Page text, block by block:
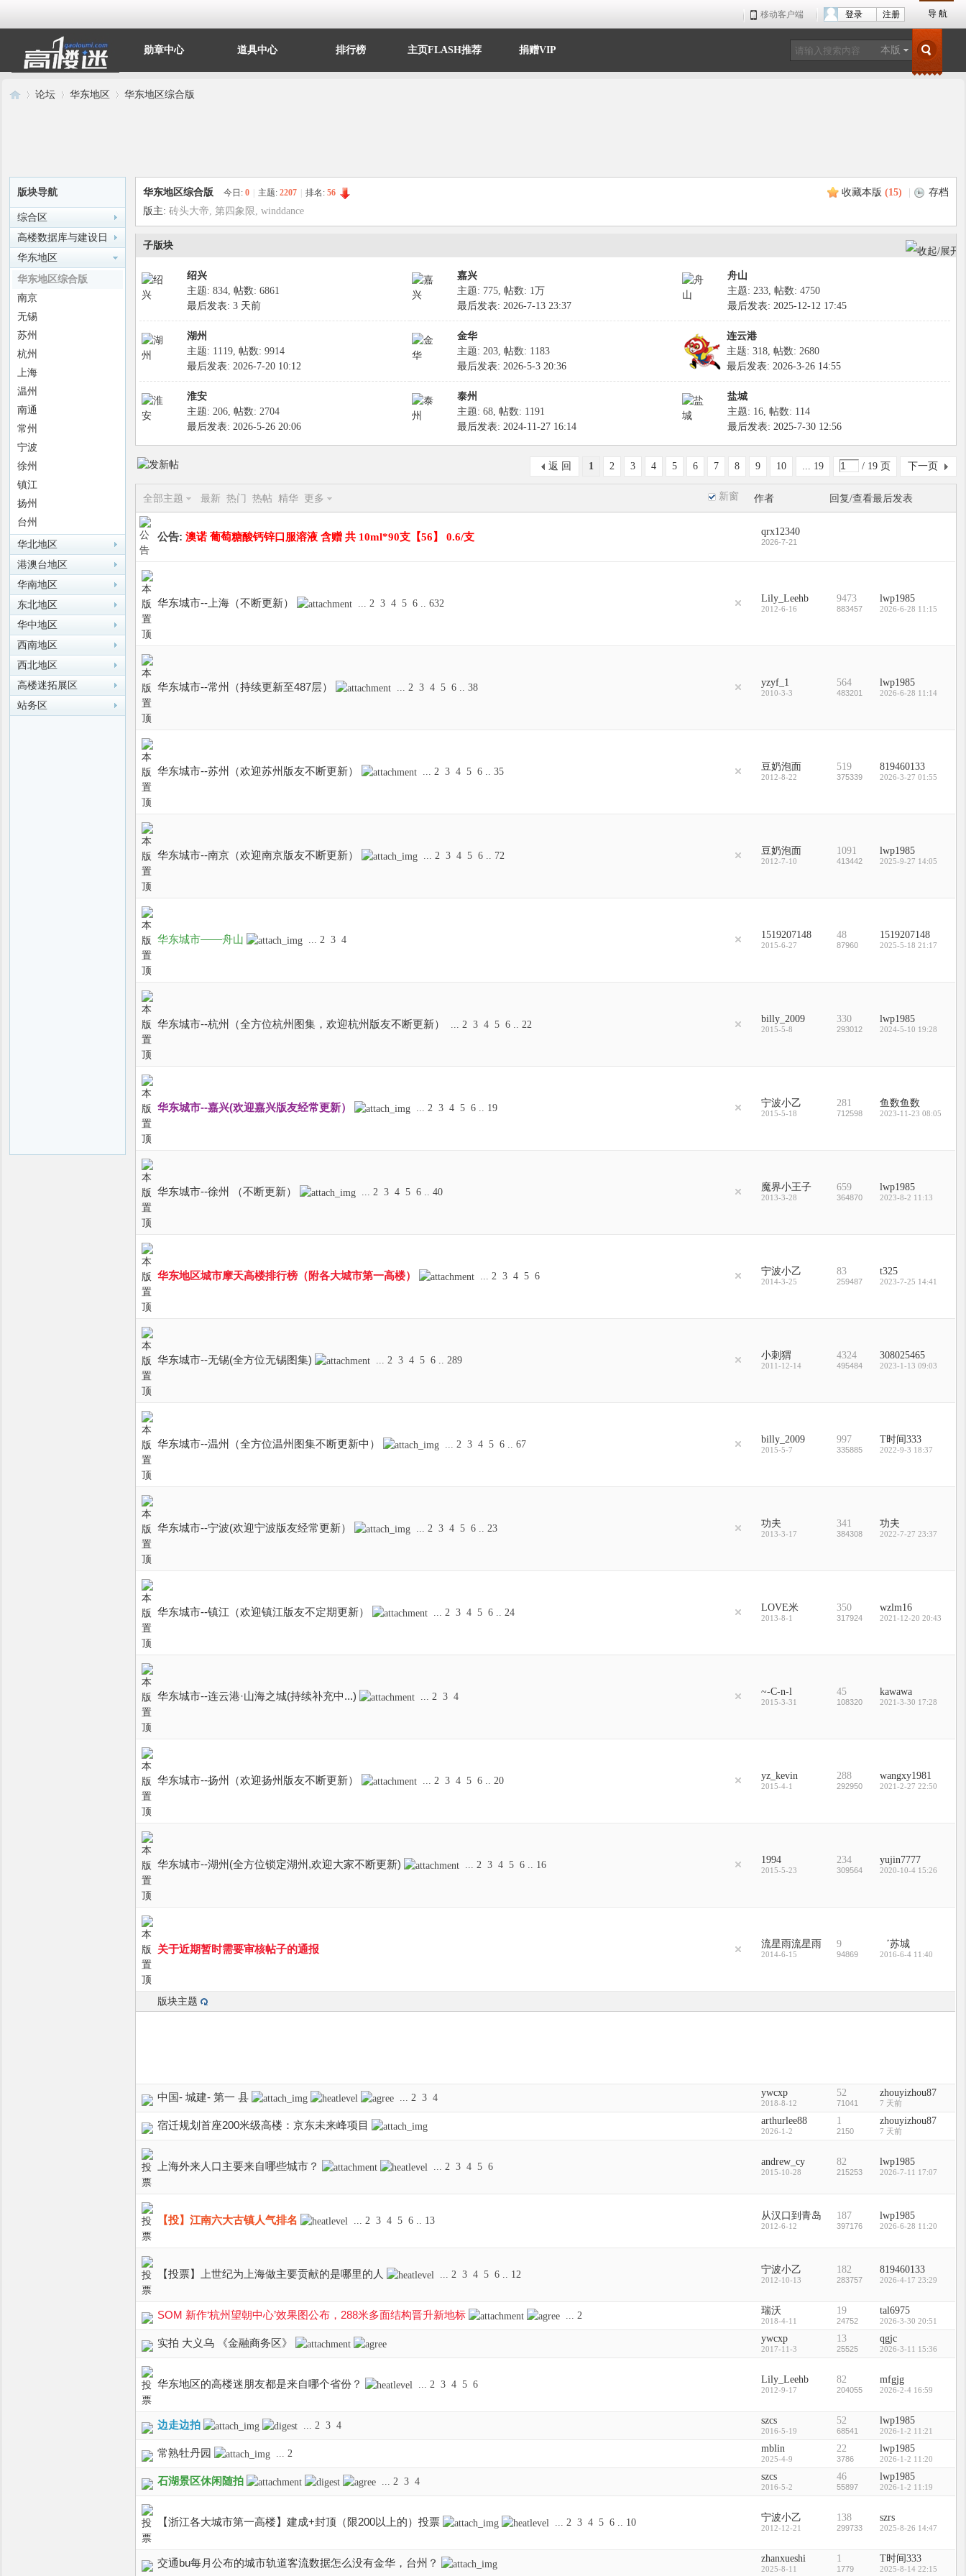
导 航
移动客户端 注册
登录
本版
勋章中心 道具中心 排行榜 主页FLASH推荐 捐赠VIP
楼
迷
论坛 华东地区 华东地区综合版
版块导航
综合区
高楼数据库与建设日
记
华东地区
华东地区综合版
南京
无锡
苏州
杭州
上海
温州
南通
常州
宁波
徐州
镇江
扬州
台州
华北地区
港澳台地区
华南地区
东北地区
华中地区
西南地区
西北地区
高楼迷拓展区
站务区
收藏本版 (15) 存档
华东地区综合版 今日:0 主题:2207 排名:56
版主:砖头大帝,第四象限 ,winddance
子版块
绍兴
主题: 834,帖数: 6861
最后发表:3 天前
嘉兴
主题: 775,帖数: 1万
最后发表: 2026-7-13 23:37
舟山
主题: 233,帖数: 4750
最后发表: 2025-12-12 17:45
湖州
主题: 1119,帖数: 9914
最后发表: 2026-7-20 10:12
金华
主题: 203,帖数: 1183
最后发表: 2026-5-3 20:36
连云港
主题: 318,帖数: 2680
最后发表: 2026-3-26 14:55
淮安
主题: 206,帖数: 2704
最后发表: 2026-5-26 20:06
泰州
主题: 68,帖数: 1191
最后发表: 2024-11-27 16:14
盐城
主题: 16,帖数: 114
最后发表: 2025-7-30 12:56
1 2 3 4 5 6 7 8 9 10 ... 19 / 19 页 下一页
返 回
新窗
全部主题 最新 热门 热帖 精华 更多 作者 回复/查看最后发表
公告:澳诺 葡萄糖酸钙锌口服溶液 含赠 共 10ml*90支【56】 0.6/支 qrx12340
2026-7-21
华东城市--上海（不断更新） ... 2 3 4 5 6 .. 632 Lily_Leehb
2012-6-16
9473
883457
lwp1985
2026-6-28 11:15
华东城市--常州（持续更新至487层） ... 2 3 4 5 6 .. 38 yzyf_1
2010-3-3
564
483201
lwp1985
2026-6-28 11:14
华东城市--苏州（欢迎苏州版友不断更新） ... 2 3 4 5 6 .. 35 豆奶泡面
2012-8-22
519
375339
819460133
2026-3-27 01:55
华东城市--南京（欢迎南京版友不断更新） ... 2 3 4 5 6 .. 72 豆奶泡面
2012-7-10
1091
413442
lwp1985
2025-9-27 14:05
华东城市——舟山 ... 2 3 4 1519207148
2015-6-27
48
87960
1519207148
2025-5-18 21:17
华东城市--杭州（全方位杭州图集，欢迎杭州版友不断更新） ... 2 3 4 5 6 .. 22
billy_2009
2015-5-8
330
293012
lwp1985
2024-5-10 19:28
华东城市--嘉兴(欢迎嘉兴版友经常更新） ... 2 3 4 5 6 .. 19 宁波小乙
2015-5-18
281
712598
鱼数鱼数
2023-11-23 08:05
华东城市--徐州 （不断更新） ... 2 3 4 5 6 .. 40 魔界小王子
2013-3-28
659
364870
lwp1985
2023-8-2 11:13
华东地区城市摩天高楼排行榜（附各大城市第一高楼） ... 2 3 4 5 6 宁波小乙
2014-3-25
83
259487
t325
2023-7-25 14:41
华东城市--无锡(全方位无锡图集) ... 2 3 4 5 6 .. 289 小刺猬
2011-12-14
4324
495484
308025465
2023-1-13 09:03
华东城市--温州（全方位温州图集不断更新中） ... 2 3 4 5 6 .. 67 billy_2009
2015-5-7
997
335885
T时间333
2022-9-3 18:37
华东城市--宁波(欢迎宁波版友经常更新） ... 2 3 4 5 6 .. 23 功夫
2013-3-17
341
384308
功夫
2022-7-27 23:37
华东城市--镇江（欢迎镇江版友不定期更新） ... 2 3 4 5 6 .. 24 LOVE米
2013-8-1
350
317924
wzlm16
2021-12-20 20:43
华东城市--连云港·山海之城(持续补充中...) ... 2 3 4 ~-C-n-l
2015-3-31
45
108320
kawawa
2021-3-30 17:28
华东城市--扬州（欢迎扬州版友不断更新） ... 2 3 4 5 6 .. 20 yz_kevin
2015-4-1
288
292950
wangxy1981
2021-2-27 22:50
华东城市--湖州(全方位锁定湖州,欢迎大家不断更新) ... 2 3 4 5 6 .. 16 1994
2015-5-23
234
309564
yujin7777
2020-10-4 15:26
关于近期暂时需要审核帖子的通报 流星雨流星雨
2014-6-15
9
94869
゛苏城
2016-6-4 11:40
版块主题
中国- 城建- 第一 县 ... 2 3 4 ywcxp
2018-8-12
52
71041
zhouyizhou87
7 天前
宿迁规划首座200米级高楼：京东未来峰项目 arthurlee88
2026-1-2
1
2150
zhouyizhou87
7 天前
上海外来人口主要来自哪些城市？ ... 2 3 4 5 6 andrew_cy
2015-10-28
82
215253
lwp1985
2026-7-11 17:07
【投】江南六大古镇人气排名 ... 2 3 4 5 6 .. 13 从汉口到青岛
2012-6-12
187
397176
lwp1985
2026-6-28 11:20
【投票】上世纪为上海做主要贡献的是哪里的人 ... 2 3 4 5 6 .. 12 宁波小乙
2012-10-13
182
283757
819460133
2026-4-17 23:29
SOM 新作‘杭州望朝中心’效果图公布，288米多面结构晋升新地标 ... 2 瑞沃
2018-4-11
19
24752
tal6975
2026-3-30 20:51
实拍 大义乌 《金融商务区》 ywcxp
2017-11-3
13
25525
qgjc
2026-3-11 15:36
华东地区的高楼迷朋友都是来自哪个省份？ ... 2 3 4 5 6 Lily_Leehb
2012-9-17
82
204055
mfgjg
2026-2-4 16:59
边走边拍 ... 2 3 4 szcs
2016-5-19
52
68541
lwp1985
2026-1-2 11:21
常熟牡丹园 ... 2 mblin
2025-4-9
22
3786
lwp1985
2026-1-2 11:20
石湖景区休闲随拍 ... 2 3 4 szcs
2016-5-2
46
55897
lwp1985
2026-1-2 11:19
【浙江各大城市第一高楼】建成+封顶（限200以上的）投票 ... 2 3 4 5 6 .. 10 宁波小乙
2012-12-21
138
299733
szrs
2025-8-26 14:47
交通bu每月公布的城市轨道客流数据怎么没有金华，台州？ zhanxueshi
2025-8-11
1
1779
T时间333
2025-8-14 22:15